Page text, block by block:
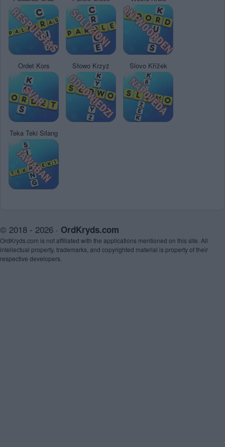
Ordet Kors Słowo Krzyż Slovo Křížek
Teka Teki Silang
© 2018 - 2026 · OrdKryds.com
OrdKryds.com is not affiliated with the applications mentioned on this site. All
intellectual property, trademarks, and copyrighted material is property of their
respective developers.